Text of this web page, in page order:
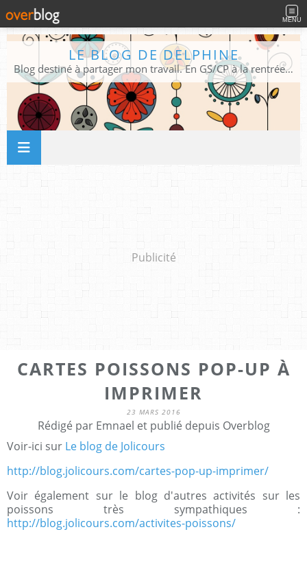
MENU
LE BLOG DE DELPHINE
Blog destiné à partager mon travail. En GS/CP à la rentrée 2026/2027 !
Publicité
CARTES POISSONS POP-UP À
IMPRIMER
23 MARS 2016
Rédigé par Emnael et publié depuis Overblog
Voir-ici sur Le blog de Jolicours
http://blog.jolicours.com/cartes-pop-up-imprimer/
Voir également sur le blog d'autres activités sur les
poissons très sympathiques :
http://blog.jolicours.com/activites-poissons/